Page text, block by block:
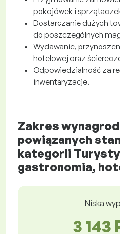
pokojówek i
Dostarczanie dużych
do poszczególnych
Wydawanie,
hotelowej oraz
Odpowiedzialność za
inwentaryzacje.
Zakres
powiązanych
kategorii
gastronomia,
Niska
3 143